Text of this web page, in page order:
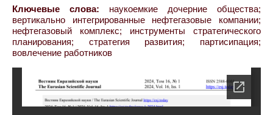
Ключевые слова: наукоемкие дочерние общества;
вертикально интегрированные нефтегазовые компании;
нефтегазовый комплекс; инструменты стратегического
планирования; стратегия развития; партисипация;
вовлечение работников